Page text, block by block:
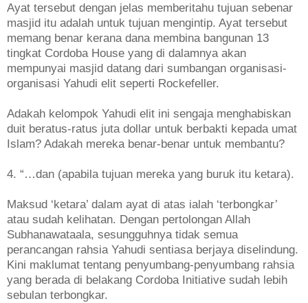
Ayat tersebut dengan jelas memberitahu tujuan sebenar
masjid itu adalah untuk tujuan mengintip. Ayat tersebut
memang benar kerana dana membina bangunan 13
tingkat Cordoba House yang di dalamnya akan
mempunyai masjid datang dari sumbangan organisasi-
organisasi Yahudi elit seperti Rockefeller.
Adakah kelompok Yahudi elit ini sengaja menghabiskan
duit beratus-ratus juta dollar untuk berbakti kepada umat
Islam? Adakah mereka benar-benar untuk membantu?
4. “…dan (apabila tujuan mereka yang buruk itu ketara).
Maksud ‘ketara’ dalam ayat di atas ialah ‘terbongkar’
atau sudah kelihatan. Dengan pertolongan Allah
Subhanawataala, sesungguhnya tidak semua
perancangan rahsia Yahudi sentiasa berjaya diselindung.
Kini maklumat tentang penyumbang-penyumbang rahsia
yang berada di belakang Cordoba Initiative sudah lebih
sebulan terbongkar.